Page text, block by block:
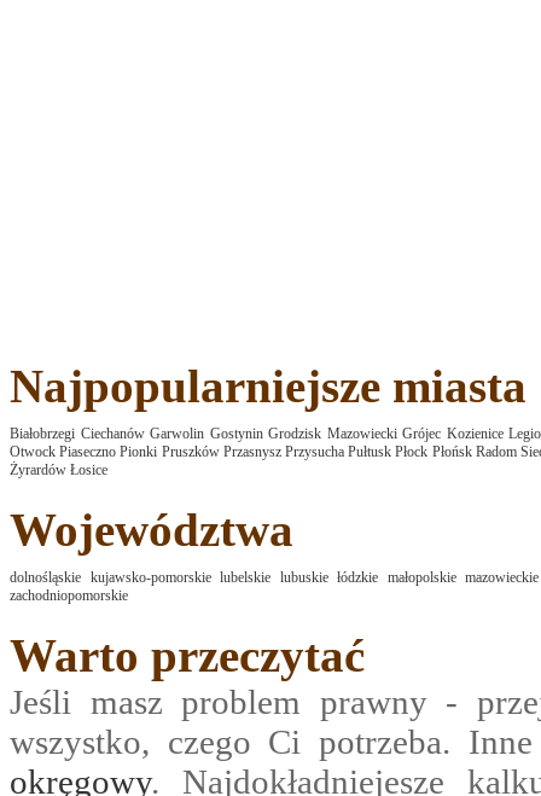
Najpopularniejsze miasta
Białobrzegi Ciechanów Garwolin Gostynin Grodzisk Mazowiecki Grójec Kozienice
Otwock Piaseczno Pionki Pruszków Przasnysz Przysucha Pułtusk Płock Płońsk Radom
Żyrardów Łosice
Województwa
dolnośląskie kujawsko-pomorskie lubelskie lubuskie łódzkie małopolskie mazowieckie
zachodniopomorskie
Warto przeczytać
Jeśli masz problem prawny -
wszystko, czego Ci potrzeba.
okręgowy. Najdokładniejesze